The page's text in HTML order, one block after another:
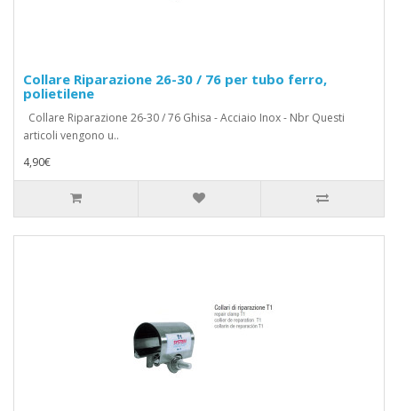
Collare Riparazione 26-30 / 76 per tubo ferro,
polietilene
Collare Riparazione 26-30 / 76 Ghisa - Acciaio Inox - Nbr Questi
articoli vengono u..
4,90€